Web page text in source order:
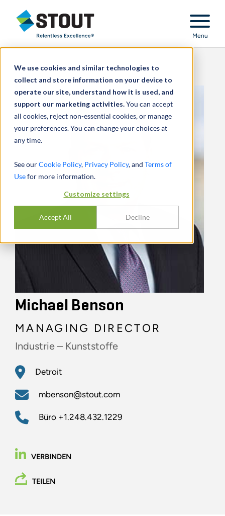
We use cookies and similar technologies to
collect and store information on your device to
operate our site, understand how it is used, and
support our marketing activities.You can accept
all cookies, reject non-essential cookies, or manage
your preferences. You can change your choices at
any time.
See ourCookie Policy, Privacy Policy, and Terms of
Usefor more information.
Customize settings
Accept All Decline
Stout Relentless Excellence
Menu
Michael Benson
MANAGING DIRECTOR
Industrie – Kunststoffe
Detroit
mbenson@stout.com
Büro +1.248.432.1229
VERBINDEN
TEILEN